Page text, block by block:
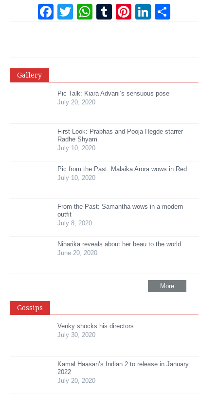
Facebook
Twitter
WhatsApp
Tumblr
Pinterest
Gallery
Pic Talk: Kiara Advani’s sensuous pose
July 20, 2020
First Look: Prabhas and Pooja Hegde starrer
Radhe Shyam
July 10, 2020
Pic from the Past: Malaika Arora wows in Red
July 10, 2020
From the Past: Samantha wows in a modern
outfit
July 8, 2020
Niharika reveals about her beau to the world
June 20, 2020
More
Gossips
Venky shocks his directors
July 30, 2020
Kamal Haasan’s Indian 2 to release in January
2022
July 20, 2020